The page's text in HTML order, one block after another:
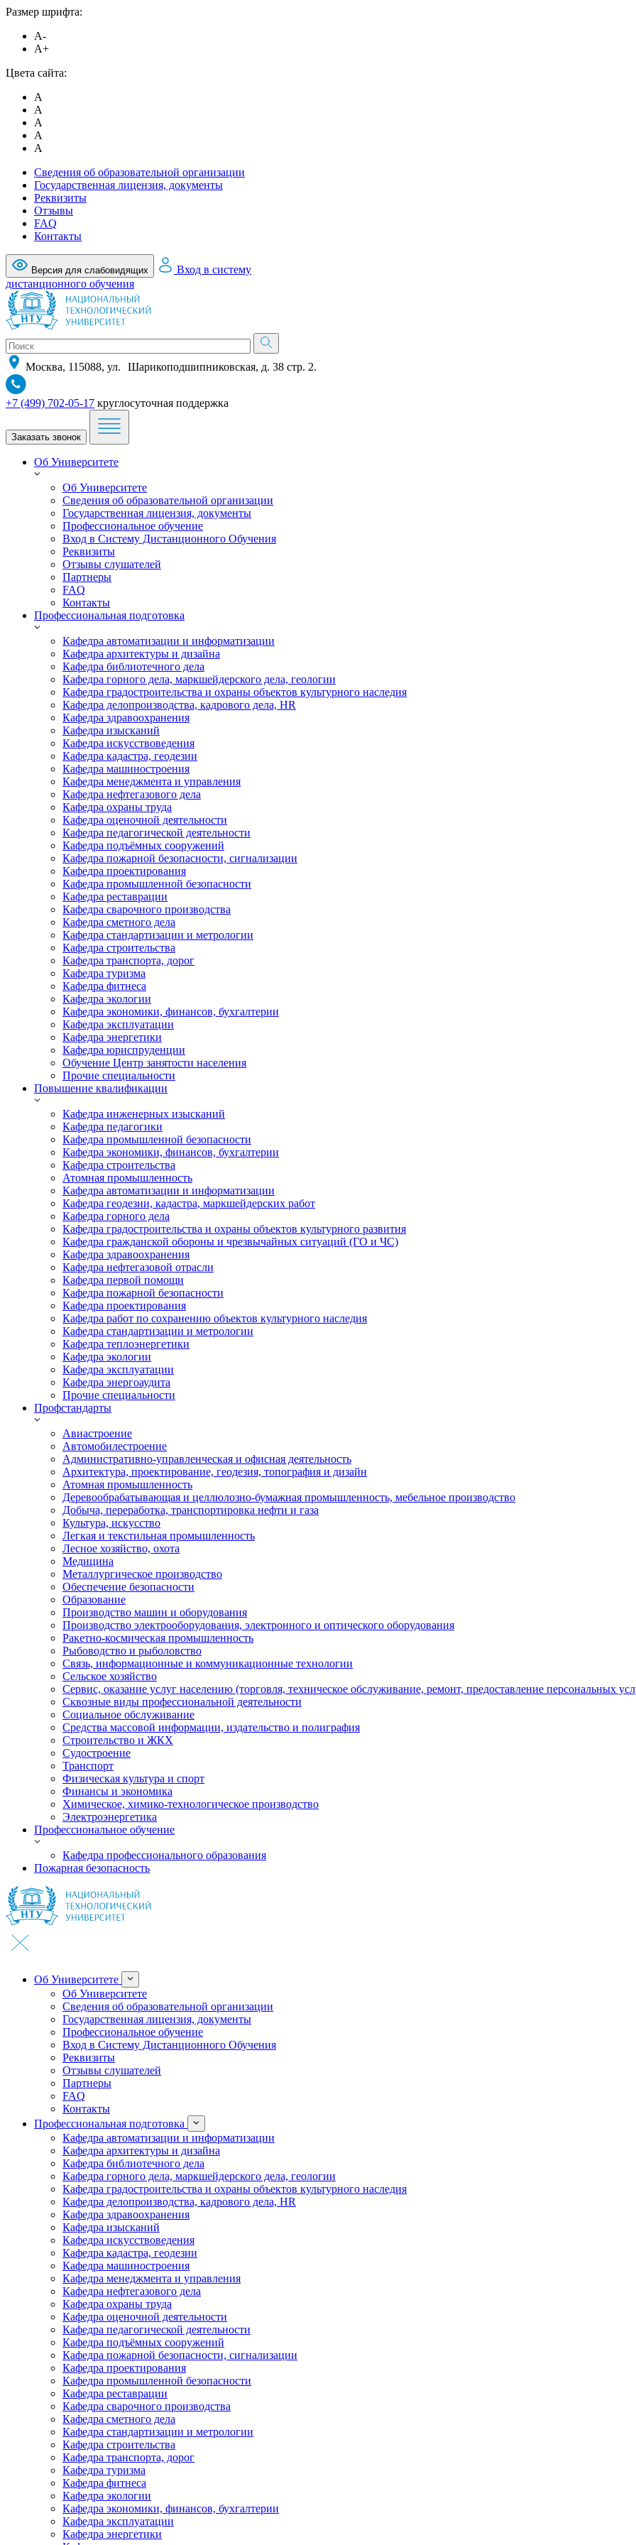
Размер шрифта:
A-
A+
Цвета сайта:
A
A
A
A
A
Сведения об образовательной организации
Государственная лицензия, документы
Реквизиты
Отзывы
FAQ
Контакты
Версия для слабовидящих
Вход в систему
дистанционного обучения
Москва, 115088, ул. Шарикоподшипниковская, д. 38 стр. 2.
+7 (499) 702-05-17 круглосуточная поддержка
Заказать звонок
Об Университете
Об Университете
Сведения об образовательной организации
Государственная лицензия, документы
Профессиональное обучение
Вход в Систему Дистанционного Обучения
Реквизиты
Отзывы слушателей
Партнеры
FAQ
Контакты
Профессиональная подготовка
Кафедра автоматизации и информатизации
Кафедра архитектуры и дизайна
Кафедра библиотечного дела
Кафедра горного дела, маркшейдерского дела, геологии
Кафедра градостроительства и охраны объектов культурного наследия
Кафедра делопроизводства, кадрового дела, HR
Кафедра здравоохранения
Кафедра изысканий
Кафедра искусствоведения
Кафедра кадастра, геодезии
Кафедра машиностроения
Кафедра менеджмента и управления
Кафедра нефтегазового дела
Кафедра охраны труда
Кафедра оценочной деятельности
Кафедра педагогической деятельности
Кафедра подъёмных сооружений
Кафедра пожарной безопасности, сигнализации
Кафедра проектирования
Кафедра промышленной безопасности
Кафедра реставрации
Кафедра сварочного производства
Кафедра сметного дела
Кафедра стандартизации и метрологии
Кафедра строительства
Кафедра транспорта, дорог
Кафедра туризма
Кафедра фитнеса
Кафедра экологии
Кафедра экономики, финансов, бухгалтерии
Кафедра эксплуатации
Кафедра энергетики
Кафедра юриспруденции
Обучение Центр занятости населения
Прочие специальности
Повышение квалификации
Кафедра инженерных изысканий
Кафедра педагогики
Кафедра промышленной безопасности
Кафедра экономики, финансов, бухгалтерии
Кафедра строительства
Атомная промышленность
Кафедра автоматизации и информатизации
Кафедра геодезии, кадастра, маркшейдерских работ
Кафедра горного дела
Кафедра градостроительства и охраны объектов культурного развития
Кафедра гражданской обороны и чрезвычайных ситуаций (ГО и ЧС)
Кафедра здравоохранения
Кафедра нефтегазовой отрасли
Кафедра первой помощи
Кафедра пожарной безопасности
Кафедра проектирования
Кафедра работ по сохранению объектов культурного наследия
Кафедра стандартизации и метрологии
Кафедра теплоэнергетики
Кафедра экологии
Кафедра эксплуатации
Кафедра энергоаудита
Прочие специальности
Профстандарты
Авиастроение
Автомобилестроение
Административно-управленческая и офисная деятельность
Архитектура, проектирование, геодезия, топография и дизайн
Атомная промышленность
Деревообрабатывающая и целлюлозно-бумажная промышленность, мебельное производство
Добыча, переработка, транспортировка нефти и газа
Культура, искусство
Легкая и текстильная промышленность
Лесное хозяйство, охота
Медицина
Металлургическое производство
Обеспечение безопасности
Образование
Производство машин и оборудования
Производство электрооборудования, электронного и оптического оборудования
Ракетно-космическая промышленность
Рыбоводство и рыболовство
Связь, информационные и коммуникационные технологии
Сельское хозяйство
Сервис, оказание услуг населению (торговля, техническое обслуживание, ремонт, предоставление персональных
Сквозные виды профессиональной деятельности
Социальное обслуживание
Средства массовой информации, издательство и полиграфия
Строительство и ЖКХ
Судостроение
Транспорт
Физическая культура и спорт
Финансы и экономика
Химическое, химико-технологическое производство
Электроэнергетика
Профессиональное обучение
Кафедра профессионального образования
Пожарная безопасность
Об Университете
Об Университете
Сведения об образовательной организации
Государственная лицензия, документы
Профессиональное обучение
Вход в Систему Дистанционного Обучения
Реквизиты
Отзывы слушателей
Партнеры
FAQ
Контакты
Профессиональная подготовка
Кафедра автоматизации и информатизации
Кафедра архитектуры и дизайна
Кафедра библиотечного дела
Кафедра горного дела, маркшейдерского дела, геологии
Кафедра градостроительства и охраны объектов культурного наследия
Кафедра делопроизводства, кадрового дела, HR
Кафедра здравоохранения
Кафедра изысканий
Кафедра искусствоведения
Кафедра кадастра, геодезии
Кафедра машиностроения
Кафедра менеджмента и управления
Кафедра нефтегазового дела
Кафедра охраны труда
Кафедра оценочной деятельности
Кафедра педагогической деятельности
Кафедра подъёмных сооружений
Кафедра пожарной безопасности, сигнализации
Кафедра проектирования
Кафедра промышленной безопасности
Кафедра реставрации
Кафедра сварочного производства
Кафедра сметного дела
Кафедра стандартизации и метрологии
Кафедра строительства
Кафедра транспорта, дорог
Кафедра туризма
Кафедра фитнеса
Кафедра экологии
Кафедра экономики, финансов, бухгалтерии
Кафедра эксплуатации
Кафедра энергетики